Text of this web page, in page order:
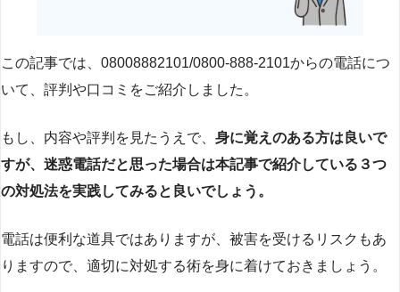
この記事では、08008882101/0800-888-2101からの電話につ
いて、評判や口コミをご紹介しました。
もし、内容や評判を見たうえで、 身に覚えのある方は良いで
すが、迷惑電話だと思った場合は本記事で紹介している３つ
の対処法を実践してみると良いでしょう。
電話は便利な道具ではありますが、被害を受けるリスクもあ
りますので、適切に対処する術を身に着けておきましょう。